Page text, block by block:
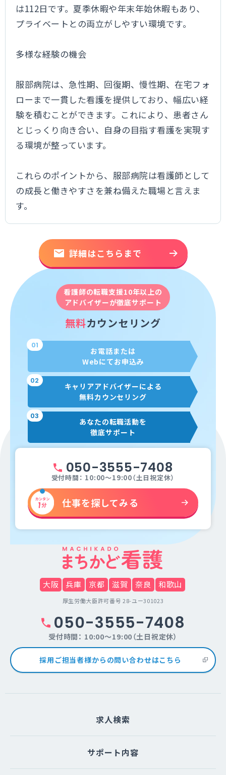
は112日です。夏季休暇や年末年始休暇もあり、
プライベートとの両立がしやすい環境です。
多様な経験の機会
服部病院は、急性期、回復期、慢性期、在宅フォ
ローまで一貫した看護を提供しており、幅広い経
験を積むことができます。これにより、患者さん
とじっくり向き合い、自身の目指す看護を実現す
る環境が整っています。
これらのポイントから、服部病院は看護師として
の成長と働きやすさを兼ね備えた職場と言えま
す。
詳細はこちらまで
看護師の転職支援10年以上の
アドバイザーが徹底サポート
無料カウンセリング
01
お電話または
Webにてお申込み
02
キャリアアドバイザーによる
無料カウンセリング
03
あなたの転職活動を
徹底サポート
050-3555-7408
受付時間： 10:00～19:00（土日祝定休）
仕事を探してみる
大阪 兵庫 京都 滋賀 奈良 和歌山
厚生労働大臣許可番号 28-ユー301023
050-3555-7408
受付時間： 10:00～19:00（土日祝定休）
採用ご担当者様からの問い合わせはこちら
求人検索
サポート内容